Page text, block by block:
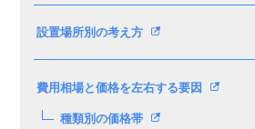
設置場所別の考え方
費用相場と価格を左右する要因
種類別の価格帯